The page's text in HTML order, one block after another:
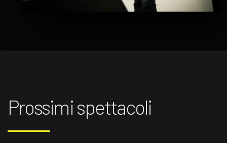
Prossimi spettacoli